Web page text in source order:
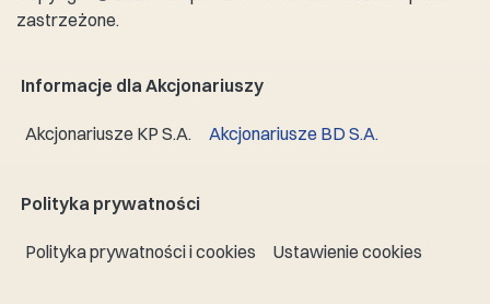
zastrzeżone.
Informacje dla Akcjonariuszy
Akcjonariusze KP S.A. Akcjonariusze BD S.A.
Polityka prywatności
Polityka prywatności i cookies Ustawienie cookies